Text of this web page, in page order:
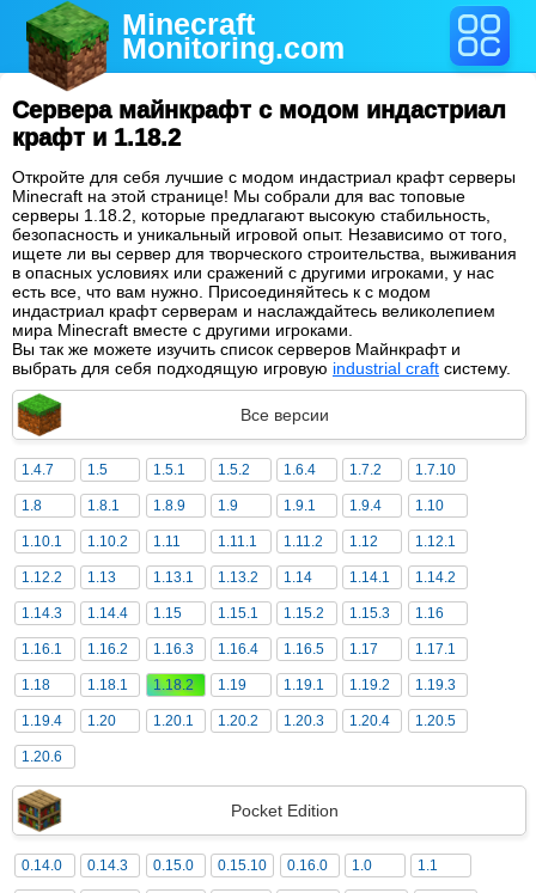
Minecraft
Monitoring.com
Сервера майнкрафт с модом индастриал
крафт и 1.18.2
Откройте для себя лучшие с модом индастриал крафт серверы
Minecraft на этой странице! Мы собрали для вас топовые
серверы 1.18.2, которые предлагают высокую стабильность,
безопасность и уникальный игровой опыт. Независимо от того,
ищете ли вы сервер для творческого строительства, выживания
в опасных условиях или сражений с другими игроками, у нас
есть все, что вам нужно. Присоединяйтесь к с модом
индастриал крафт серверам и наслаждайтесь великолепием
мира Minecraft вместе с другими игроками.
Вы так же можете изучить список серверов Майнкрафт и
выбрать для себя подходящую игровую industrial craft систему.
Все версии
1.4.7 1.5 1.5.1 1.5.2 1.6.4 1.7.2 1.7.10
1.8 1.8.1 1.8.9 1.9 1.9.1 1.9.4 1.10
1.10.1 1.10.2 1.11 1.11.1 1.11.2 1.12 1.12.1
1.12.2 1.13 1.13.1 1.13.2 1.14 1.14.1 1.14.2
1.14.3 1.14.4 1.15 1.15.1 1.15.2 1.15.3 1.16
1.16.1 1.16.2 1.16.3 1.16.4 1.16.5 1.17 1.17.1
1.18 1.18.1 1.18.2 1.19 1.19.1 1.19.2 1.19.3
1.19.4 1.20 1.20.1 1.20.2 1.20.3 1.20.4 1.20.5
1.20.6
Pocket Edition
0.14.0 0.14.3 0.15.0 0.15.10 0.16.0 1.0 1.1